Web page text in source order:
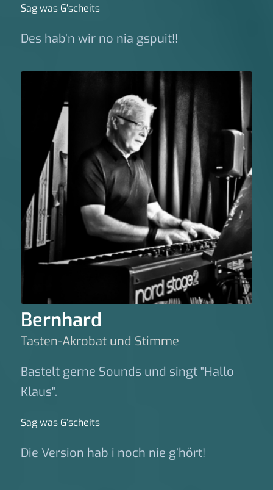
Sag was G‘scheits
Des hab’n wir no nia gspuit!!
Bernhard
Tasten-Akrobat und Stimme
Bastelt gerne Sounds und singt "Hallo
Klaus".
Sag was G‘scheits
Die Version hab i noch nie g’hört!